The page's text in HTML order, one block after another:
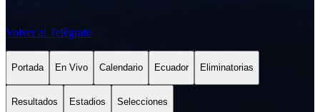
Volver al Telégrafo
Portada En Vivo Calendario Ecuador Eliminatorias
Resultados Estadios Selecciones